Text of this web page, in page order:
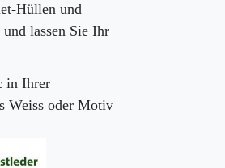
Hüllen und
lassen Sie Ihr
in Ihrer
Weiss oder Motiv